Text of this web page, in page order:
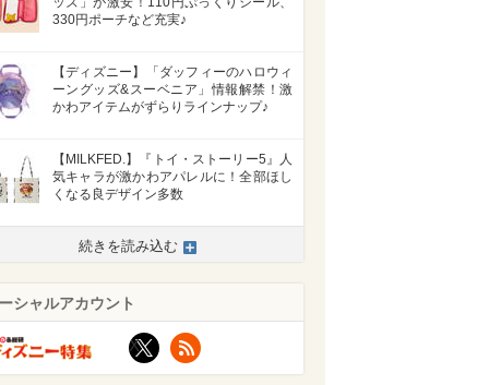
330円ポーチなど充実♪
【ディズニー】「ダッフィーのハロウィ
ーングッズ&スーベニア」情報解禁！激
かわアイテムがずらりラインナップ♪
【MILKFED.】『トイ・ストーリー5』人
気キャラが激かわアパレルに！全部ほし
くなる良デザイン多数
続きを読み込む
シャルアカウント
X